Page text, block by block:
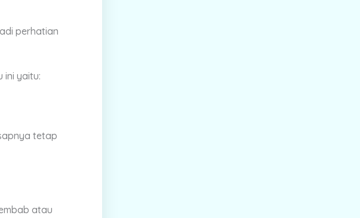
perhatian
ini yaitu:
tetap
atau